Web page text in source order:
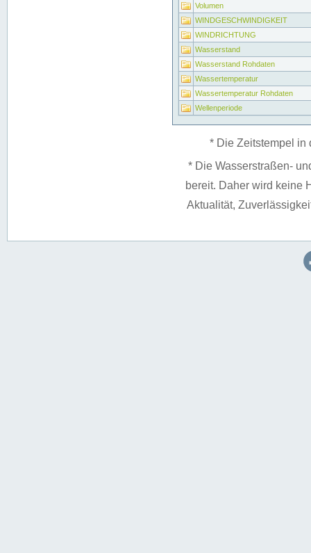
Volumen
WINDGESCHWINDIGKEIT
WINDRICHTUNG
Wasserstand
Wasserstand Rohdaten
Wassertemperatur
Wassertemperatur Rohdaten
Wellenperiode
* Die Zeitstempel in
* Die Wasserstraßen-
bereit. Daher wird keine
Aktualität,